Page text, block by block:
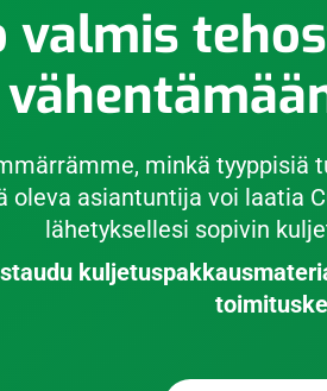
valmis
minkä tyyppisiä
oleva asiantuntija voi laatia
lähetyksellesi sopivin